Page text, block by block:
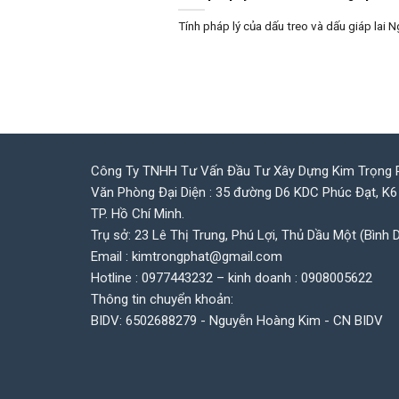
Tính pháp lý của dấu treo và dấu giáp lai
Công Ty TNHH Tư Vấn Đầu Tư Xây Dựng Kim Trọng
Văn Phòng Đại Diện : 35 đường D6 KDC Phúc Đạt,
TP. Hồ Chí Minh.
Trụ sở: 23 Lê Thị Trung, Phú Lợi, Thủ Dầu Một (Bình
Email : kimtrongphat@gmail.com
Hotline : 0977443232 – kinh doanh : 0908005622
Thông tin chuyển khoản:
BIDV: 6502688279 - Nguyễn Hoàng Kim - CN BIDV